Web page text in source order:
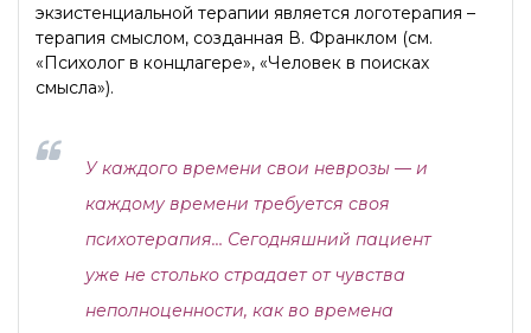
экзистенциальной терапии является логотерапия –
терапия смыслом, созданная В. Франклом (см.
«Психолог в концлагере», «Человек в поисках
смысла»).
У каждого времени свои неврозы — и
каждому времени требуется своя
психотерапия… Сегодняшний пациент
уже не столько страдает от чувства
неполноценности, как во времена